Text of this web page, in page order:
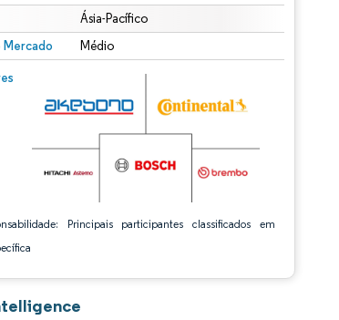
Ásia-Pacífico
Médio
Principais participantes classificados em
O reuso requer atribuição conforme CC BY 4.0.